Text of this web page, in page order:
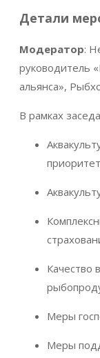
Детали
Модератор:
руководитель
альянса»,
В рамках
Качество
Меры
Меры